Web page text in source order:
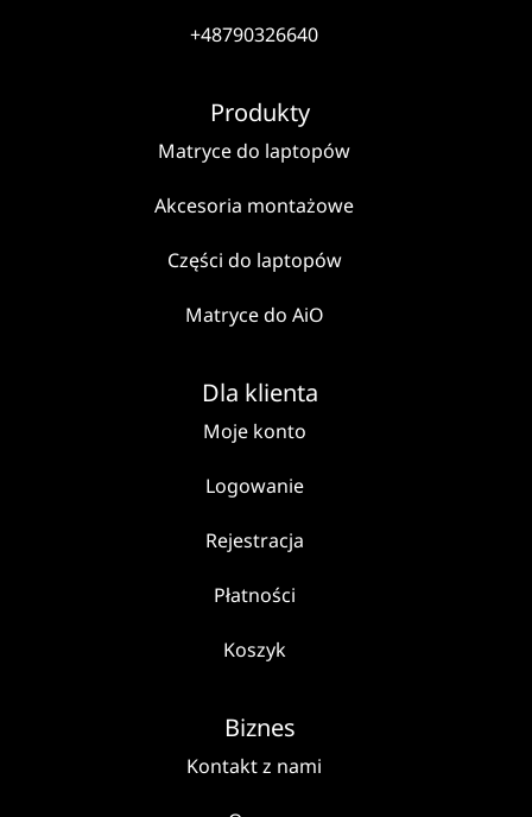
+48790326640
Produkty
Matryce do laptopów
Akcesoria montażowe
Części do laptopów
Matryce do AiO
Dla klienta
Moje konto
Logowanie
Rejestracja
Płatności
Koszyk
Biznes
Kontakt z nami